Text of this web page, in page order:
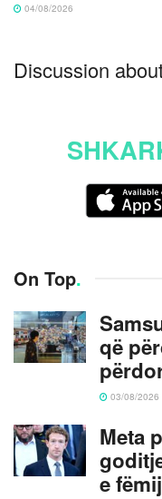
04/08/2026
Discussion
On Top.
që
03/08/2026
Meta
e